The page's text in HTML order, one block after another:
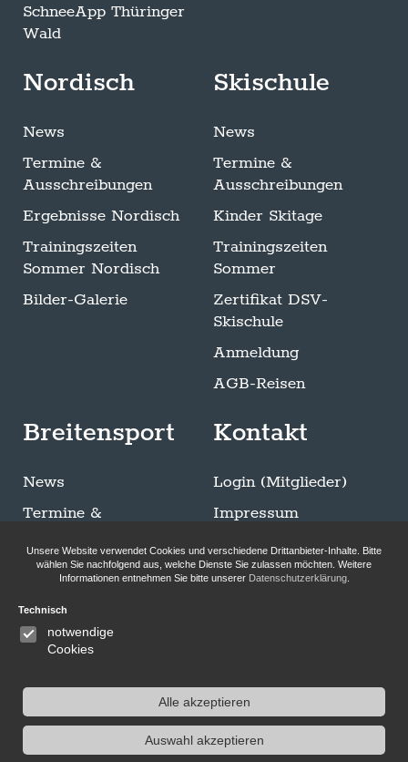
SchneeApp Thüringer
Wald
Nordisch
News
Termine &
Ausschreibungen
Ergebnisse Nordisch
Trainingszeiten
Sommer Nordisch
Bilder-Galerie
Skischule
News
Termine &
Ausschreibungen
Kinder Skitage
Trainingszeiten
Sommer
Zertifikat DSV-
Skischule
Anmeldung
AGB-Reisen
Breitensport
News
Termine &
Trainingszeiten
Sommer Breitensport
Bilder-Galerie
Klettersteigen
Kontakt
Login (Mitglieder)
Impressum
Datenschutzerklärung
Folge uns auf Instagram
Unsere Website verwendet Cookies und verschiedene Drittanbieter-Inhalte. Bitte
wählen Sie nachfolgend aus, welche Dienste Sie zulassen möchten. Weitere
Informationen entnehmen Sie bitte unserer Datenschutzerklärung.
Technisch
notwendige
Cookies
Alle akzeptieren
Auswahl akzeptieren